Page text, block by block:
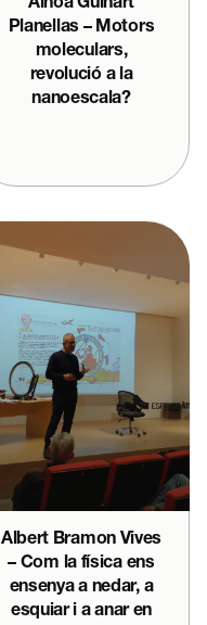
Ainoa Guinart
Planellas – Motors
moleculars,
revolució a la
nanoescala?
Albert Bramon Vives
– Com la física ens
ensenya a nedar, a
esquiar i a anar en